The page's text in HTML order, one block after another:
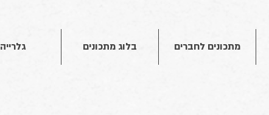
מתכונים לחברים בלוג מתכונים גלרייה